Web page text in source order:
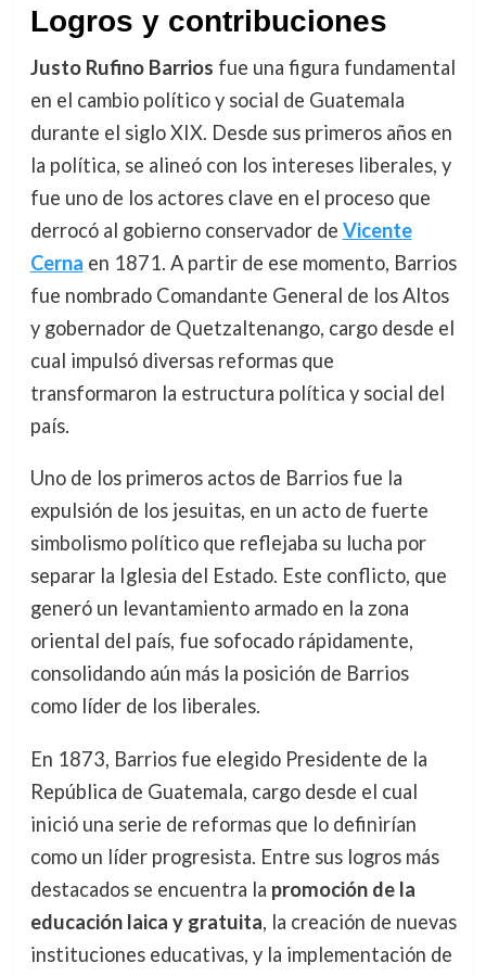
Logros y contribuciones
Justo Rufino Barrios fue una figura fundamental
en el cambio político y social de Guatemala
durante el siglo XIX. Desde sus primeros años en
la política, se alineó con los intereses liberales, y
fue uno de los actores clave en el proceso que
derrocó al gobierno conservador de Vicente
Cerna en 1871. A partir de ese momento, Barrios
fue nombrado Comandante General de los Altos
y gobernador de Quetzaltenango, cargo desde el
cual impulsó diversas reformas que
transformaron la estructura política y social del
país.
Uno de los primeros actos de Barrios fue la
expulsión de los jesuitas, en un acto de fuerte
simbolismo político que reflejaba su lucha por
separar la Iglesia del Estado. Este conflicto, que
generó un levantamiento armado en la zona
oriental del país, fue sofocado rápidamente,
consolidando aún más la posición de Barrios
como líder de los liberales.
En 1873, Barrios fue elegido Presidente de la
República de Guatemala, cargo desde el cual
inició una serie de reformas que lo definirían
como un líder progresista. Entre sus logros más
destacados se encuentra la promoción de la
educación laica y gratuita, la creación de nuevas
instituciones educativas, y la implementación de